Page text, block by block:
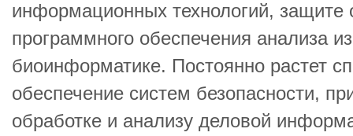
информационных технологий, защите
программного обеспечения анализа
биоинформатике. Постоянно растет
обеспечение систем безопасности,
обработке и анализу деловой